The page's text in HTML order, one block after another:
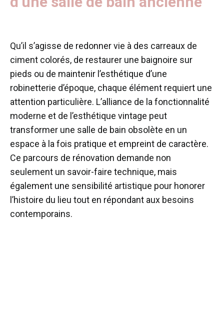
Qu’il s’agisse de redonner vie à des carreaux de
ciment colorés, de restaurer une baignoire sur
pieds ou de maintenir l’esthétique d’une
robinetterie d’époque, chaque élément requiert une
attention particulière. L’alliance de la fonctionnalité
moderne et de l’esthétique vintage peut
transformer une salle de bain obsolète en un
espace à la fois pratique et empreint de caractère.
Ce parcours de rénovation demande non
seulement un savoir-faire technique, mais
également une sensibilité artistique pour honorer
l’histoire du lieu tout en répondant aux besoins
contemporains.